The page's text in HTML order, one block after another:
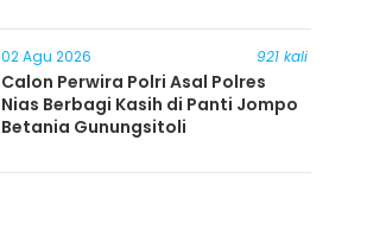
02 Agu 2026 921 kali
Calon Perwira Polri Asal Polres
Nias Berbagi Kasih di Panti Jompo
Betania Gunungsitoli